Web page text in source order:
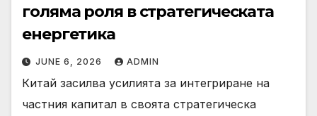
голяма роля в стратегическата
енергетика
JUNE 6, 2026 ADMIN
Китай засилва усилията за интегриране на
частния капитал в своята стратегическа